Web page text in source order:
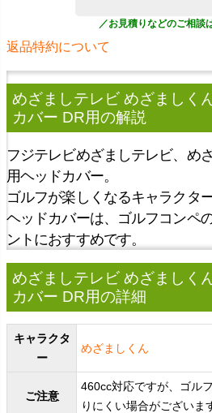
返品特約について
めざましテレビ めざましく
カバー DR用の解説
フジテレビめざましテレビ、め
用ヘッドカバー。
ゴルフが楽しくなるキャラクタ
ヘッドカバーは、ゴルフコンペ
ントにおすすめです。
めざましテレビ めざましく
カバー DR用の詳細
キャラクタ
ー
めざましくん
ご注意
460cc対応ですが、ゴル
りにくい場合がございま